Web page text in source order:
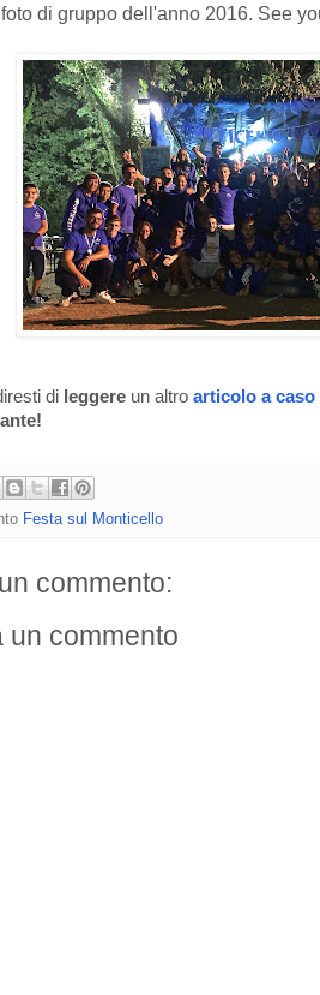
di gruppo dell'anno 2016. See
di leggere un altro articolo a caso
Festa sul Monticello
commento:
un commento